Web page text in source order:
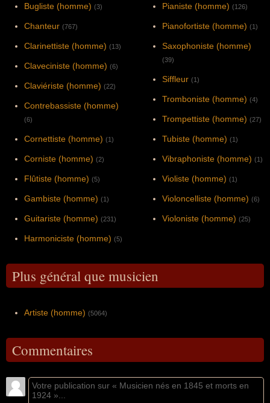
Bugliste (homme) (3)
Chanteur (767)
Clarinettiste (homme) (13)
Claveciniste (homme) (6)
Claviériste (homme) (22)
Contrebassiste (homme)
(6)
Cornettiste (homme) (1)
Corniste (homme) (2)
Flûtiste (homme) (5)
Gambiste (homme) (1)
Guitariste (homme) (231)
Harmoniciste (homme) (5)
Pianiste (homme) (126)
Pianofortiste (homme) (1)
Saxophoniste (homme)
(39)
Siffleur (1)
Tromboniste (homme) (4)
Trompettiste (homme) (27)
Tubiste (homme) (1)
Vibraphoniste (homme) (1)
Violiste (homme) (1)
Violoncelliste (homme) (6)
Violoniste (homme) (25)
Plus général que musicien
Artiste (homme) (5064)
Commentaires